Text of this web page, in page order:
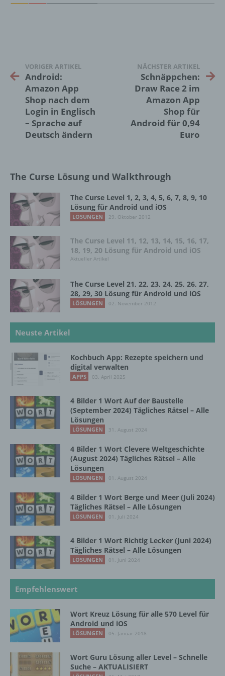
VORIGER ARTIKEL
Android:
Amazon App
Shop nach dem
Login in Englisch
– Sprache auf
Deutsch ändern
NÄCHSTER ARTIKEL
Schnäppchen:
Draw Race 2 im
Amazon App
Shop für
Android für 0,94
Euro
The Curse Lösung und Walkthrough
The Curse Level 1, 2, 3, 4, 5, 6, 7, 8, 9, 10
Lösung für Android und iOS
LÖSUNGEN 29. Oktober 2012
The Curse Level 11, 12, 13, 14, 15, 16, 17,
18, 19, 20 Lösung für Android und iOS
Aktueller Artikel
The Curse Level 21, 22, 23, 24, 25, 26, 27,
28, 29, 30 Lösung für Android und iOS
LÖSUNGEN 02. November 2012
Neuste Artikel
Kochbuch App: Rezepte speichern und
digital verwalten
APPS 03. April 2025
4 Bilder 1 Wort Auf der Baustelle
(September 2024) Tägliches Rätsel – Alle
Lösungen
LÖSUNGEN 31. August 2024
4 Bilder 1 Wort Clevere Weltgeschichte
(August 2024) Tägliches Rätsel – Alle
Lösungen
LÖSUNGEN 01. August 2024
4 Bilder 1 Wort Berge und Meer (Juli 2024)
Tägliches Rätsel – Alle Lösungen
LÖSUNGEN 01. Juli 2024
4 Bilder 1 Wort Richtig Lecker (Juni 2024)
Tägliches Rätsel – Alle Lösungen
LÖSUNGEN 01. Juni 2024
Empfehlenswert
Wort Kreuz Lösung für alle 570 Level für
Android und iOS
LÖSUNGEN 05. Januar 2018
Wort Guru Lösung aller Level – Schnelle
Suche – AKTUALISIERT
Sind die Zwecke und Mittel dieser
Unionsrecht oder dem Recht der
Mitgliedstaaten vorgesehen werden.
h) Auftragsverarbeiter
Auftragsverarbeiter ist eine natürliche oder
juristische Person, Behörde, Einrichtung
i) Empfänger
Empfänger ist eine natürliche oder juristische
Person, Behörde, Einrichtung oder andere
Stelle, der personenbezogene Daten
offengelegt werden, unabhängig davon, ob
es sich bei ihr um einen Dritten handelt oder
nicht. Behörden, die im Rahmen eines
bestimmten Untersuchungsauftrags nach
dem Unionsrecht oder dem Recht der
Mitgliedstaaten möglicherweise
jedoch nicht als Empfänger.
j) Dritter
Person, Behörde, Einrichtung oder andere
Stelle außer der betroffenen Person, dem
Verantwortlichen, dem Auftragsverarbeiter
und den Personen, die unter der
unmittelbaren Verantwortung des
Verantwortlichen oder des
Auftragsverarbeiters befugt sind, die
personenbezogenen Daten zu verarbeiten.
k) Einwilligung
Einwilligung ist jede von der betroffenen
Person freiwillig für den bestimmten Fall in
informierter Weise und unmissverständlich
abgegebene Willensbekundung in Form
einer Erklärung oder einer sonstigen
die betroffene Person zu verstehen gibt, dass
ist.
Name und Anschrift des für die Verarbeitung
Verantwortlichen